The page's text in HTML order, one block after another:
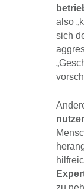
also
sich